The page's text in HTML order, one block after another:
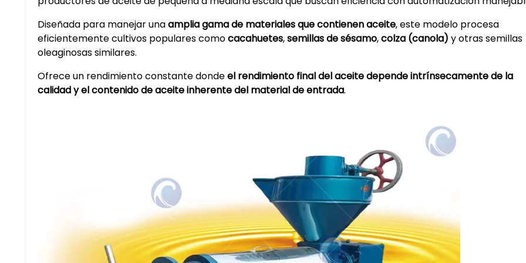
Diseñada para manejar una ​​amplia gama de materiales que contienen aceite​​, este modelo procesa
eficientemente cultivos populares como ​​cacahuetes​​, ​​semillas de sésamo​​, ​​colza (canola)​ ​ y otras semillas
oleaginosas similares.
Ofrece un rendimiento constante donde ​​el rendimiento final del aceite depende intrínsecamente de la
calidad y el contenido de aceite inherente del material de entrada​​.